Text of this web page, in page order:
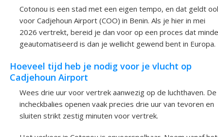
Cotonou is een stad met een eigen tempo, en dat geldt
voor Cadjehoun Airport (COO) in Benin. Als je hier in mei
2026 vertrekt, bereid je dan voor op een proces dat
geautomatiseerd is dan je wellicht gewend bent in Europa.
Hoeveel tijd heb je nodig voor je vlucht op
Cadjehoun Airport
Wees drie uur voor vertrek aanwezig op de luchthaven. De
incheckbalies openen vaak precies drie uur van tevoren en
sluiten strikt zestig minuten voor vertrek.